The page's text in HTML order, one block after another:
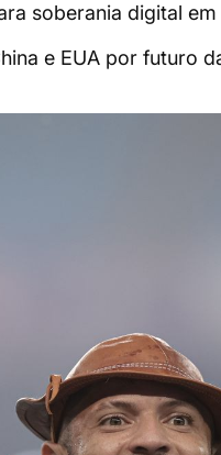
soberania digital em
e EUA por futuro